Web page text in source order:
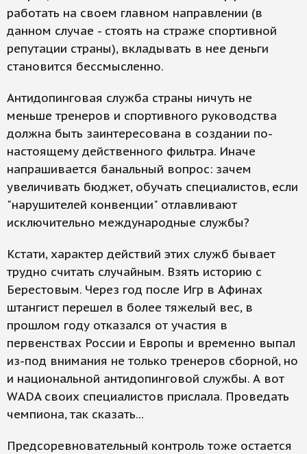
работать на своем главном направлении (в
данном случае - стоять на страже спортивной
репутации страны), вкладывать в нее деньги
становится бессмысленно.
Антидопинговая служба страны ничуть не
меньше тренеров и спортивного руководства
должна быть заинтересована в создании по-
настоящему действенного фильтра. Иначе
напрашивается банальный вопрос: зачем
увеличивать бюджет, обучать специалистов, если
"нарушителей конвенции" отлавливают
исключительно международные службы?
Кстати, характер действий этих служб бывает
трудно считать случайным. Взять историю с
Берестовым. Через год после Игр в Афинах
штангист перешел в более тяжелый вес, в
прошлом году отказался от участия в
первенствах России и Европы и временно выпал
из-под внимания не только тренеров сборной, но
и национальной антидопинговой службы. А вот
WADA своих специалистов прислала. Проведать
чемпиона, так сказать...
Предсоревновательный контроль тоже остается